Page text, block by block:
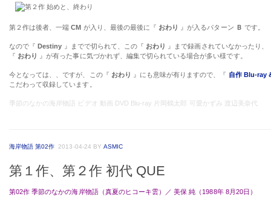
第２作は後者、一端CM が入り、最後の最後に『 おわり 』が入るパターン Ｂ です。
なので『Destiny 』までで切られて、この『 おわり
』まで録画されていなかったり、
『 おわり 』が有った事に気づかれず、編集で切られている場合が多い様です。
今となっては、、ですが、この『 おわり 』にも意味が有りますので、『 自作 Blu-ray
こだわって収録しています。
季節のなかの海岸物語 ビデオ 動画 DVD Blu-ray 片岡鶴太郎 可愛かずみ 渡辺美奈代
海岸物語 第02作 2013-04-24 BY ASMIC
第１作、第２作 初代 QUE
第02作 季節のなかの海岸物語（真夏のヒコーキ雲）／ 美保 純（1988年 8月20日）